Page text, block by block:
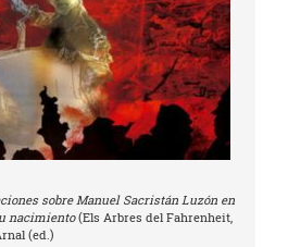
sobre Manuel Sacristán Luzón en
nacimiento(Els Arbres del Fahrenheit,
(ed.)